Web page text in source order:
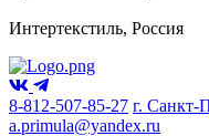
Интертекстиль, Россия
8-812-507-85-27 г. Санкт-
a.primula@yandex.ru